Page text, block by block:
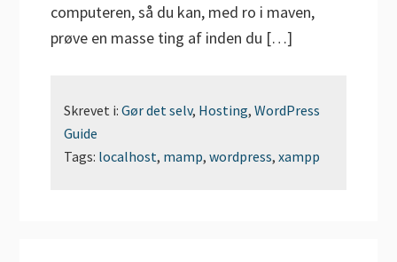
computeren, så du kan, med ro i maven,
prøve en masse ting af inden du […]
Skrevet i:Gør det selv, Hosting,WordPress
Guide
Tags: localhost, mamp,wordpress,xampp